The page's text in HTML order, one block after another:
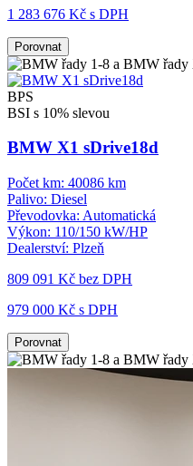
1 283 676 Kč s DPH
Porovnat
BPS
BSI s 10% slevou
BMW X1 sDrive18d
Počet km: 40086 km
Palivo: Diesel
Převodovka: Automatická
Výkon: 110/150 kW/HP
Dealerství: Plzeň
809 091 Kč bez DPH
979 000 Kč s DPH
Porovnat